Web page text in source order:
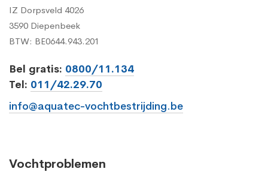
IZ Dorpsveld 4026
3590 Diepenbeek
BTW: BE0644.943.201
Bel gratis: 0800/11.134
Tel: 011/42.29.70
info@aquatec-vochtbestrijding.be
Vochtproblemen